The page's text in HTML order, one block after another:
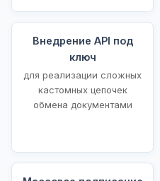
Внедрение API под
ключ
для реализации сложных
кастомных цепочек
обмена документами